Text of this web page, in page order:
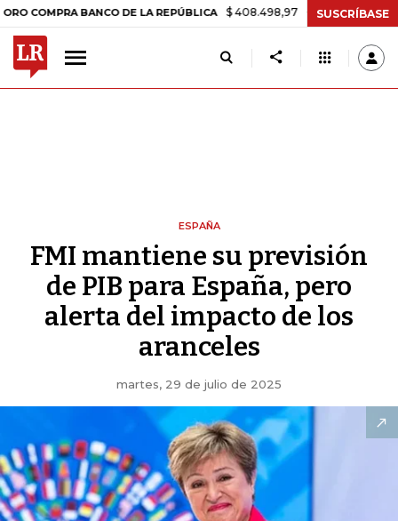
BANCO DE LA REPÚBLICA $ 408.498,97 +$ 8.753,81 +2,19%
SUSCRÍBASE
ESPAÑA
FMI mantiene su previsión
de PIB para España, pero
alerta del impacto de los
aranceles
martes, 29 de julio de 2025